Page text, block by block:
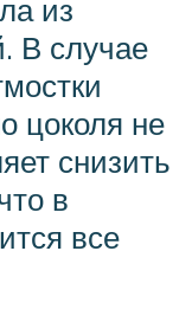
из
В случае
цоколя не
снизить
в
все